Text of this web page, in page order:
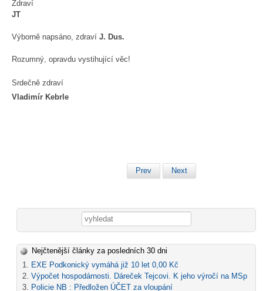
Zdraví
JT
Výborně napsáno, zdraví J. Dus.
Rozumný, opravdu vystihující věc!
Srdečně zdraví
Vladimír Kebrle
Prev Next
Vyhledávání
Nejčtenější články za posledních 30 dni
EXE Podkonický vymáhá již 10 let 0,00 Kč
Výpočet hospodárnosti. Dáreček Tejcovi. K jeho výročí na MSp
Policie NB : Předložen ÚČET za vloupání